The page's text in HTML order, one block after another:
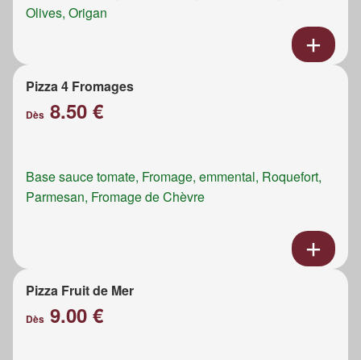
Olives, Origan
Pizza 4 Fromages
Dès 8.50 €
Base sauce tomate, Fromage, emmental, Roquefort,
Parmesan, Fromage de Chèvre
Pizza Fruit de Mer
Dès 9.00 €